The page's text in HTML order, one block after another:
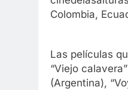
Colombia,
Las películas
“Viejo
(Argentina),